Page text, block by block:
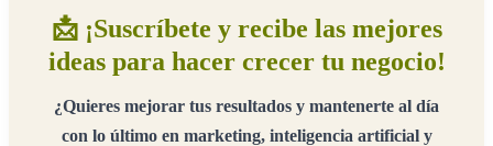
📩 ¡Suscríbete y recibe las mejores
ideas para hacer crecer tu negocio!
¿Quieres mejorar tus resultados y mantenerte al día
con lo último en marketing, inteligencia artificial y